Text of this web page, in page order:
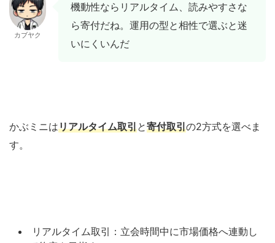
カブヤク
機動性ならリアルタイム、読みやすさな
ら寄付だね。運用の型と相性で選ぶと迷
いにくいんだ
かぶミニはリアルタイム取引と寄付取引の2方式を選べま
す。
リアルタイム取引：立会時間中に市場価格へ連動し